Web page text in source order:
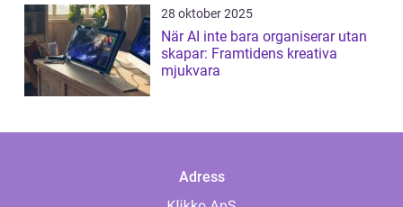
28 oktober 2025
När AI inte bara organiserar utan
skapar: Framtidens kreativa
mjukvara
Adress